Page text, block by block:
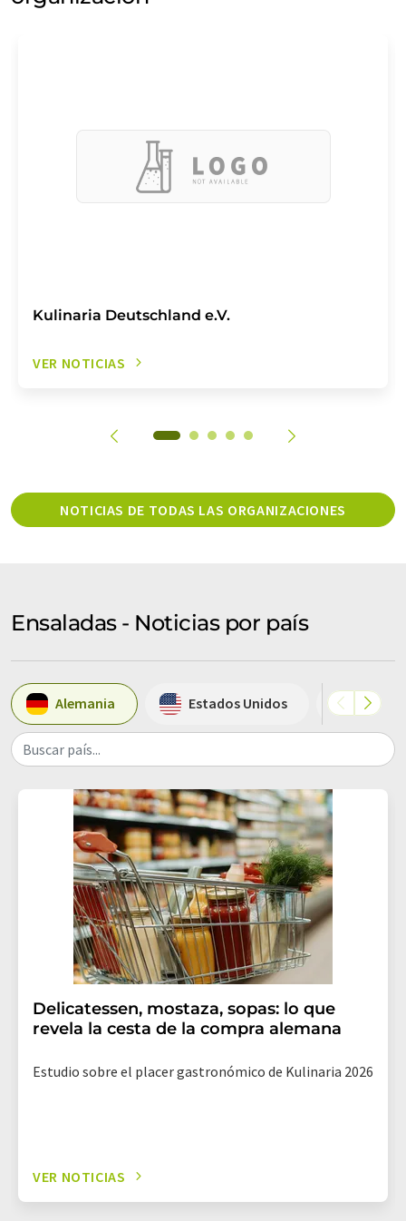
Kulinaria Deutschland e.V.
VER NOTICIAS
NOTICIAS DE TODAS LAS ORGANIZACIONES
Ensaladas - Noticias por país
Alemania Estados Unidos Austria
Buscar país...
Delicatessen, mostaza, sopas: lo que
revela la cesta de la compra alemana
Estudio sobre el placer gastronómico de Kulinaria 2026
VER NOTICIAS